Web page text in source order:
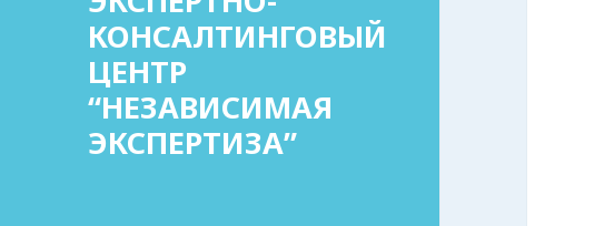
КОНСАЛТИНГОВЫЙ
ЦЕНТР
“НЕЗАВИСИМАЯ
ЭКСПЕРТИЗА”